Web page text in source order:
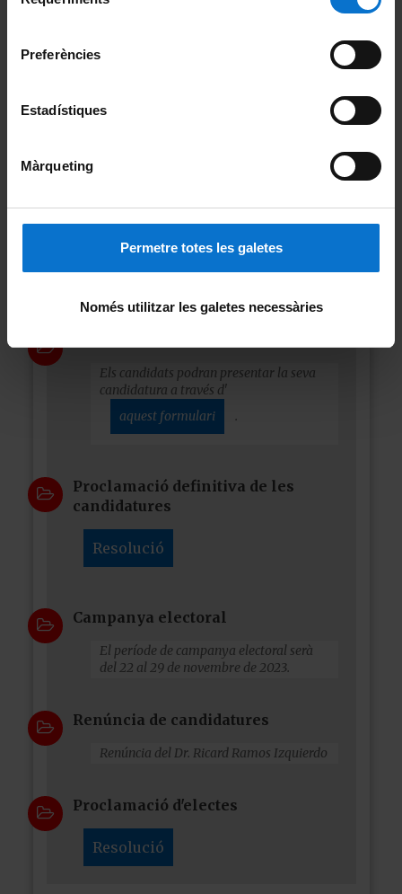
Preferències
Estadístiques
Màrqueting
Permetre totes les galetes
Només utilitzar les galetes necessàries
provisional
Podràs consultar, si estàs inclòs al cens
Els candidats podran presentar la seva
candidatura a través d'
aquest formulari
.
Proclamació definitiva de les
candidatures
Resolució
Campanya electoral
El període de campanya electoral serà
del 22 al 29 de novembre de 2023.
Renúncia de candidatures
Renúncia del Dr. Ricard Ramos Izquierdo
Proclamació d'electes
Resolució